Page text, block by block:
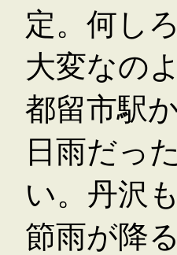
定。何し
大変なの
都留市駅
日雨だっ
い。丹沢
節雨が降